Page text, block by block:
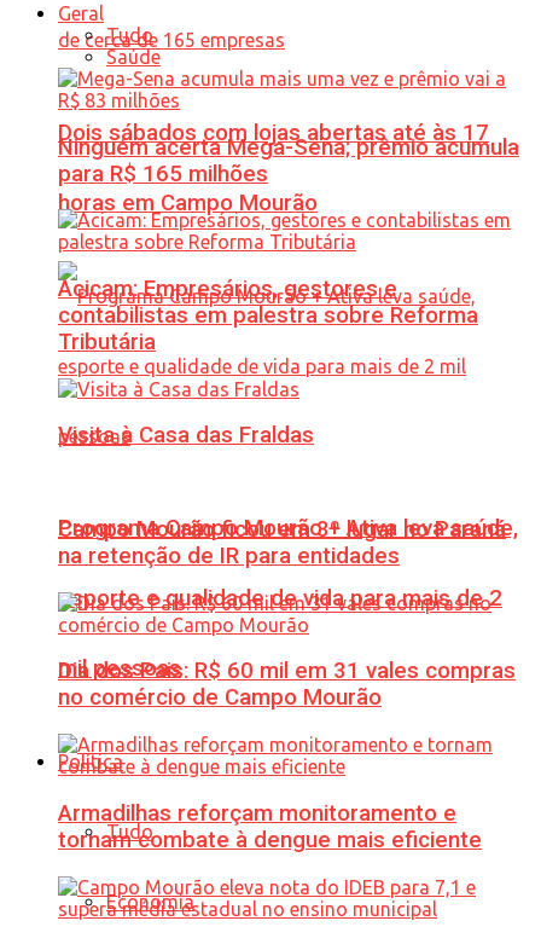
Dois sábados com lojas abertas até às 17
horas em Campo Mourão
Programa Campo Mourão + Ativa leva saúde,
esporte e qualidade de vida para mais de 2
mil pessoas
Política
Tudo
Economia
Geral
Tudo
Saúde
Ninguém acerta Mega-Sena; prêmio acumula
para R$ 165 milhões
Acicam: Empresários, gestores e
contabilistas em palestra sobre Reforma
Tributária
Visita à Casa das Fraldas
Campo Mourão ficou em 3º lugar no Paraná
na retenção de IR para entidades
Dia dos Pais: R$ 60 mil em 31 vales compras
no comércio de Campo Mourão
Armadilhas reforçam monitoramento e
tornam combate à dengue mais eficiente